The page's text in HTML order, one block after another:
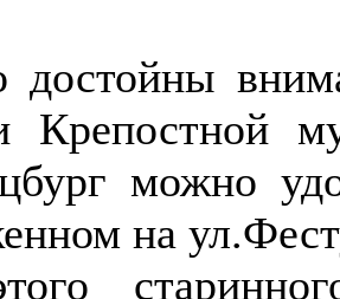
достойны
Крепостной
можно
на